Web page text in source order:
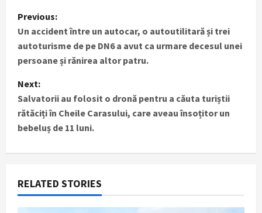
P
o
s
t
n
a
v
i
Previous:
Un accident între un autocar, o autoutilitară și trei
autoturisme de pe DN6 a avut ca urmare decesul unei
persoane și rănirea altor patru.
Next:
Salvatorii au folosit o dronă pentru a căuta turiștii
rătăciți în Cheile Carasului, care aveau însoțitor un
bebeluș de 11 luni.
RELATED STORIES